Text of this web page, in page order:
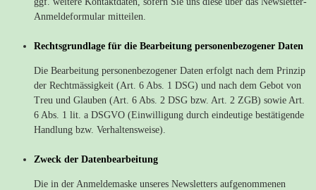
Anmeldeformular mitteilen.
Rechtsgrundlage für die Bearbeitung personenbezogener Daten
Die Bearbeitung personenbezogener Daten erfolgt nach dem Prinzip
der Rechtmässigkeit (Art. 6 Abs. 1 DSG) und nach dem Gebot von
Treu und Glauben (Art. 6 Abs. 2 DSG bzw. Art. 2 ZGB) sowie Art.
6 Abs. 1 lit. a DSGVO (Einwilligung durch eindeutige bestätigende
Handlung bzw. Verhaltensweise).
Zweck der Datenbearbeitung
Die in der Anmeldemaske unseres Newsletters aufgenommenen